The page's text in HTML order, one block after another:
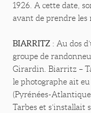
1926. A cette date,
avant de prendre les
BIARRITZ : Au dos
groupe de
Girardin. Biarritz –
le photographe ait
(Pyrénées-
Tarbes et s’installait